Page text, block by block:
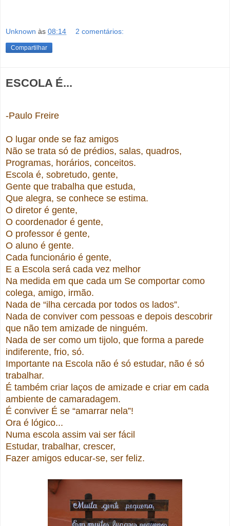
Unknown às 08:14 2 comentários:
Compartilhar
ESCOLA É...
-Paulo Freire
O lugar onde se faz amigos
Não se trata só de prédios, salas, quadros,
Programas, horários, conceitos.
Escola é, sobretudo, gente,
Gente que trabalha que estuda,
Que alegra, se conhece se estima.
O diretor é gente,
O coordenador é gente,
O professor é gente,
O aluno é gente.
Cada funcionário é gente,
E a Escola será cada vez melhor
Na medida em que cada um Se comportar como
colega, amigo, irmão.
Nada de “ilha cercada por todos os lados”.
Nada de conviver com pessoas e depois descobrir
que não tem amizade de ninguém.
Nada de ser como um tijolo, que forma a parede
indiferente, frio, só.
Importante na Escola não é só estudar, não é só
trabalhar.
É também criar laços de amizade e criar em cada
ambiente de camaradagem.
É conviver É se “amarrar nela”!
Ora é lógico...
Numa escola assim vai ser fácil
Estudar, trabalhar, crescer,
Fazer amigos educar-se, ser feliz.